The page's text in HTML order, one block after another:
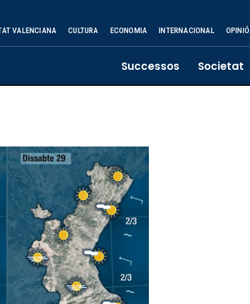
VALENCIANA CULTURA ECONOMIA INTERNACIONAL OPINIÓ
Successos Societat